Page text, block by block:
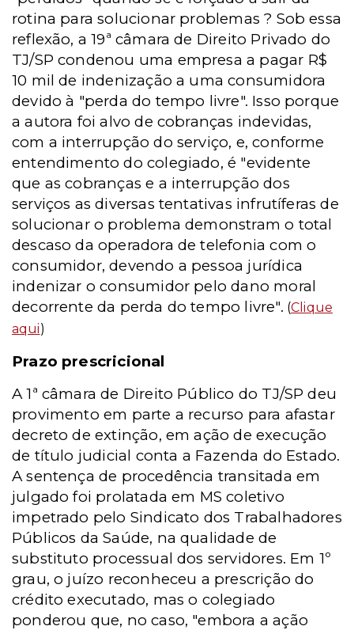
rotina para solucionar problemas ? Sob essa
reflexão, a 19ª câmara de Direito Privado do
TJ/SP condenou uma empresa a pagar R$
10 mil de indenização a uma consumidora
devido à "perda do tempo livre". Isso porque
a autora foi alvo de cobranças indevidas,
com a interrupção do serviço, e, conforme
entendimento do colegiado, é "evidente
que as cobranças e a interrupção dos
serviços as diversas tentativas infrutíferas de
solucionar o problema demonstram o total
descaso da operadora de telefonia com o
consumidor, devendo a pessoa jurídica
indenizar o consumidor pelo dano moral
decorrente da perda do tempo livre". (Clique
aqui)
Prazo prescricional
A 1ª câmara de Direito Público do TJ/SP deu
provimento em parte a recurso para afastar
decreto de extinção, em ação de execução
de título judicial conta a Fazenda do Estado.
A sentença de procedência transitada em
julgado foi prolatada em MS coletivo
impetrado pelo Sindicato dos Trabalhadores
Públicos da Saúde, na qualidade de
substituto processual dos servidores. Em 1º
grau, o juízo reconheceu a prescrição do
crédito executado, mas o colegiado
ponderou que, no caso, "embora a ação